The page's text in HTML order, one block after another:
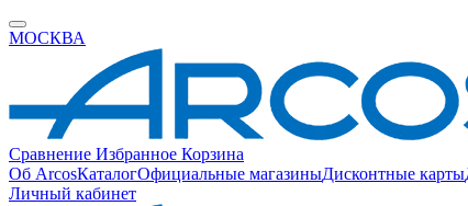
МОСКВА
Сравнение Избранное Корзина
Об ArcosКаталогОфициальные магазиныДисконтные карты
Личный кабинет